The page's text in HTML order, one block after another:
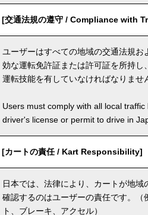
[交通法規の遵守 / Compliance with
ユーザーはすべての地域の交通法規
効な運転免許証または許可証を所持
運転技能を有していなければなりませ
Users must comply with all local
driver's license or permit to drive in
[カートの責任 / Kart Responsibility]
日本では、法律により、カートが地
確認するのはユーザーの責任です。
ト、ブレーキ、アクセル）